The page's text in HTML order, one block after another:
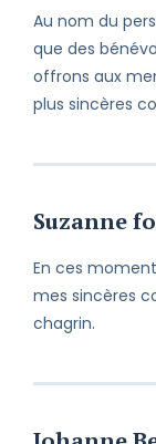
chaque
Perdre
Au nom du
que des
offrons aux
plus sincères
Suzanne
En ces
mes sincères
chagrin.